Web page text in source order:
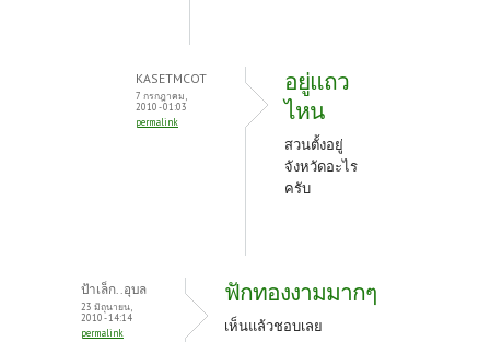
KASETMCOT
7 กรกฎาคม,
2010 - 01:03
permalink
อยู่แถว
ไหน
สวนตั้งอยู่
จังหวัดอะไร
ครับ
ป้าเล็ก..อุบล
23 มิถุนายน,
2010 - 14:14
permalink
ฟักทองงามมากๆ
เห็นแล้วชอบเลย